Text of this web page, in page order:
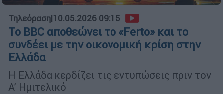
Τηλεόραση|10.05.2026 09:15
Το BBC αποθεώνει το «Ferto» και το
συνδέει με την οικονομική κρίση στην
Ελλάδα
Η Ελλάδα κερδίζει τις εντυπώσεις πριν τον
Α’ Ημιτελικό